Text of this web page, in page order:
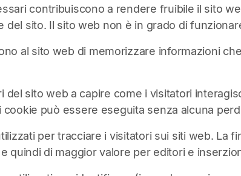
contribuiscono a rendere fruibile il sito
sito. Il sito web non è in grado di
al sito web di memorizzare informazioni
del sito web a capire come i visitatori
può essere eseguita senza alcuna
per tracciare i visitatori sui siti web. La
quindi di maggior valore per editori e